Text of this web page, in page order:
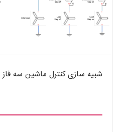
شبیه سازی کنترل ماشین سه